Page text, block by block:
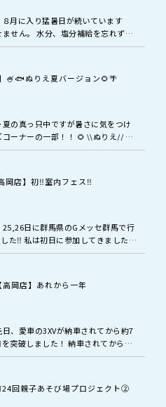
月に入り猛暑日が続いています
せん。 水分、塩分補給を忘れずに
最近、近所にある木で鳥が休憩し
🍧🐟ぬりえ夏バージョン🌻🌴
の真っ只中ですが暑さに気をつけ
ーナーの一部！！ 🌻 \\ぬりえ// が
🥳🥳🥳 🐟夏バージョンのぬりえ…
岡店】初‼️室内フェス‼️
日に群馬県のGメッセ群馬で行
た‼️ 私は初日に参加してきました❗️
とい…
【高岡店】あれから一年
、愛車の3XVが納車されてから約7
突破しました！ 納車されてからあ
大きなトラブルもなく乗れていま
24回親子あそび場プロジェクト②